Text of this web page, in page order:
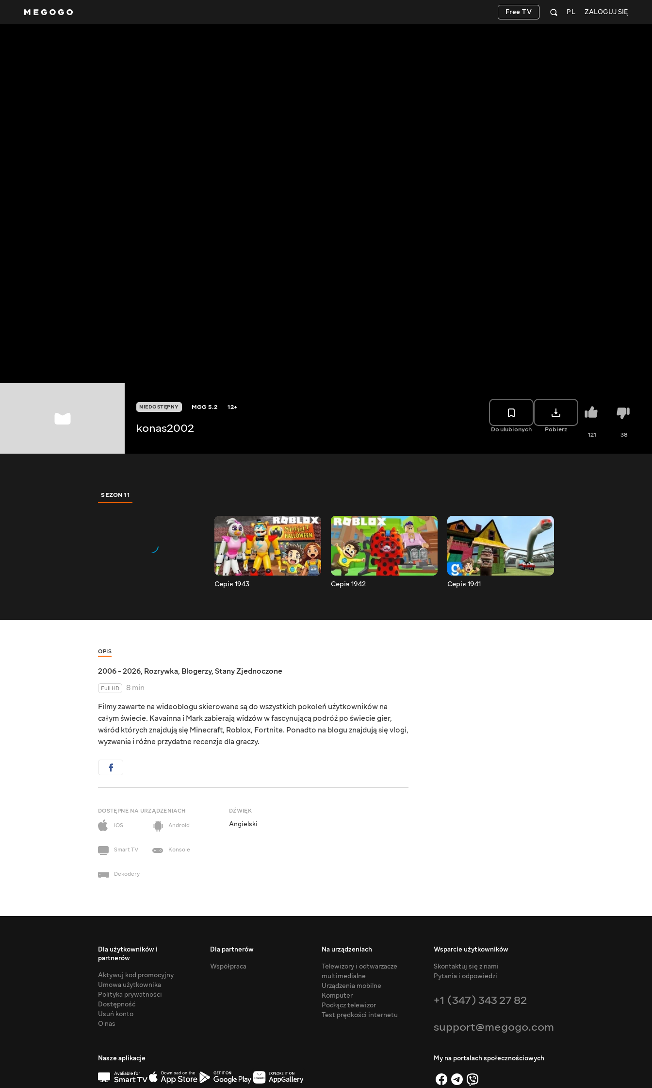
ZALOGUJ SIĘ
PL
Free TV
NIEDOSTĘPNY MGG5.2 12+
konas2002 Do ulubionych Pobierz
121 38
SEZON 11
Серія 1943 Серія 1942 Серія 1941
OPIS
2006 - 2026, Rozrywka, Blogerzy, Stany Zjednoczone
Full HD
8 min
Filmy zawarte na wideoblogu skierowane są do wszystkich pokoleń użytkowników na
całym świecie. Kavainna i Mark zabierają widzów w fascynującą podróż po świecie gier,
wśród których znajdują się Minecraft, Roblox, Fortnite. Ponadto na blogu znajdują się vlogi,
wyzwania i różne przydatne recenzje dla graczy.
DOSTĘPNE NA URZĄDZENIACH
iOS
Android
Smart TV Konsole
Dekodery
DŹWIĘK
Angielski
Dla użytkowników i
partnerów
Aktywuj kod promocyjny
Umowa użytkownika
Polityka prywatności
Dostępność
Usuń konto
O nas
Dla partnerów
Współpraca
Na urządzeniach
Telewizory i odtwarzacze
multimedialne
Urządzenia mobilne
Komputer
Podłącz telewizor
Test prędkości internetu
Wsparcie użytkowników
Skontaktuj się z nami
Pytania i odpowiedzi
+1 (347) 343 27 82
support@megogo.com
Nasze aplikacje My na portalach społecznościowych